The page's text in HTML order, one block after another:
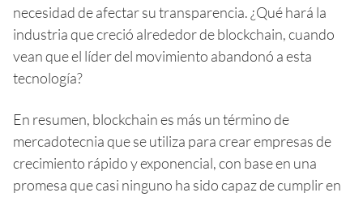
necesidad de afectar su transparencia. ¿Qué hará la
industria que creció alrededor de blockchain, cuando
vean que el líder del movimiento abandonó a esta
tecnología?
En resumen, blockchain es más un término de
mercadotecnia que se utiliza para crear empresas de
crecimiento rápido y exponencial, con base en una
promesa que casi ninguno ha sido capaz de cumplir en